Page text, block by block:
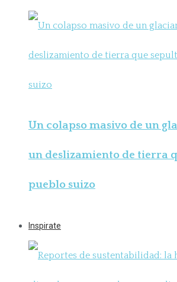
Un colapso masivo de un
un deslizamiento de tierra
pueblo suizo
Inspirate